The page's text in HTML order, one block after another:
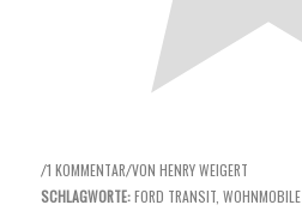
/1 KOMMENTAR/VON HENRY WEIGERT
SCHLAGWORTE: FORD TRANSIT, WOHNMOBILE